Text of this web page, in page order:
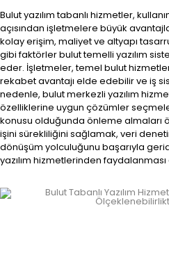
Bulut yazılım tabanlı hizmetler,
açısından işletmelere büyük
kolay erişim, maliyet ve altyapı
gibi faktörler bulut temelli yazılım
eder. İşletmeler, temel bulut
rekabet avantajı elde edebilir ve iş
nedenle, bulut merkezli yazılım
özelliklerine uygun çözümler
konusu olduğunda önleme almaları
işini sürekliliğini sağlamak, veri
dönüşüm yolculuğunu başarıyla
yazılım hizmetlerinden